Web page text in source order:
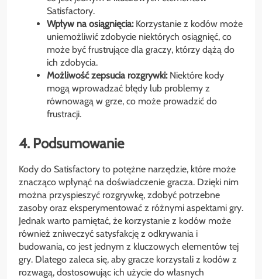
Satisfactory.
Wpływ na osiągnięcia:Korzystanie z kodów może
uniemożliwić zdobycie niektórych osiągnięć, co
może być frustrujące dla graczy, którzy dążą do
ich zdobycia.
Możliwość zepsucia rozgrywki:Niektóre kody
mogą wprowadzać błędy lub problemy z
równowagą w grze, co może prowadzić do
frustracji.
4. Podsumowanie
Kody do Satisfactory to potężne narzędzie, które może
znacząco wpłynąć na doświadczenie gracza. Dzięki nim
można przyspieszyć rozgrywkę, zdobyć potrzebne
zasoby oraz eksperymentować z różnymi aspektami gry.
Jednak warto pamiętać, że korzystanie z kodów może
również zniweczyć satysfakcję z odkrywania i
budowania, co jest jednym z kluczowych elementów tej
gry. Dlatego zaleca się, aby gracze korzystali z kodów z
rozwagą, dostosowując ich użycie do własnych